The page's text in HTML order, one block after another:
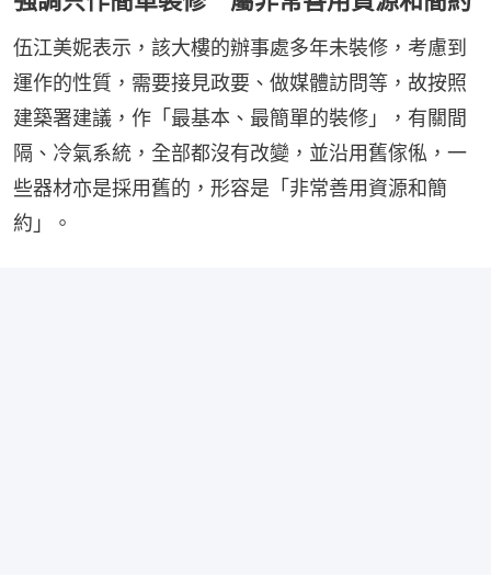
伍江美妮表示，該大樓的辦事處多年未裝修，考慮到
運作的性質，需要接見政要、做媒體訪問等，故按照
建築署建議，作「最基本、最簡單的裝修」，有關間
隔、冷氣系統，全部都沒有改變，並沿用舊傢俬，一
些器材亦是採用舊的，形容是「非常善用資源和簡
約」。